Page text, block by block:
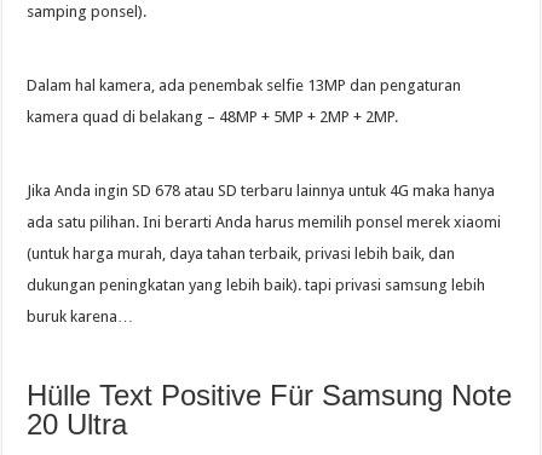
samping ponsel).
Dalam hal kamera, ada penembak selfie 13MP dan pengaturan
kamera quad di belakang – 48MP + 5MP + 2MP + 2MP.
Jika Anda ingin SD 678 atau SD terbaru lainnya untuk 4G maka hanya
ada satu pilihan. Ini berarti Anda harus memilih ponsel merek xiaomi
(untuk harga murah, daya tahan terbaik, privasi lebih baik, dan
dukungan peningkatan yang lebih baik). tapi privasi samsung lebih
buruk karena…
Hülle Text Positive Für Samsung Note
20 Ultra